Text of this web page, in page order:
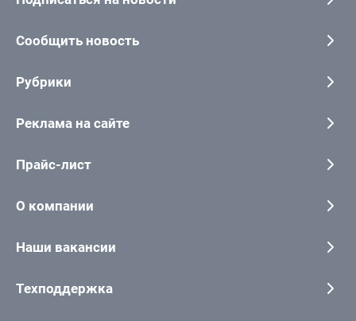
Сообщить новость
Рубрики
Реклама на сайте
Прайс-лист
О компании
Наши вакансии
Техподдержка